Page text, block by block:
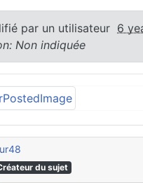
par un utilisateur 6
Non indiquée
du sujet